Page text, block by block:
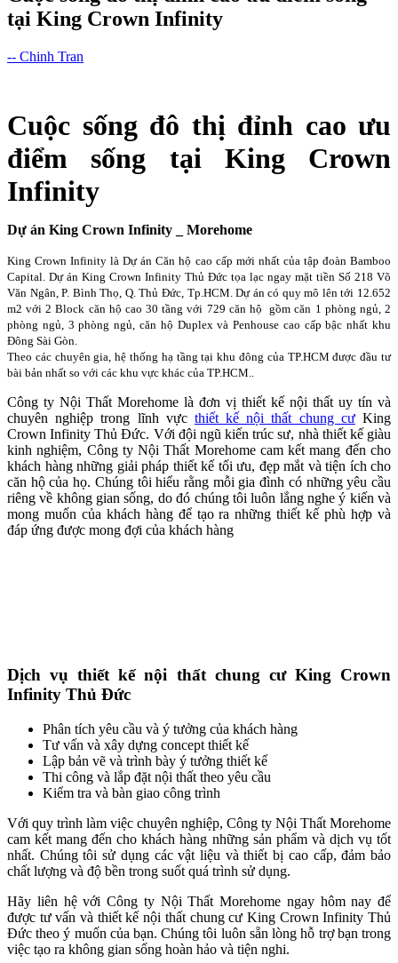
tại King Crown Infinity
-- Chinh Tran
Cuộc sống đô thị đỉnh cao ưu
điểm sống tại King Crown
Infinity
Dự án King Crown Infinity _ Morehome
King Crown Infinity là Dự án Căn hộ cao cấp mới nhất của tập đoàn Bamboo
Capital. Dự án King Crown Infinity Thủ Đức tọa lạc ngay mặt tiền Số 218 Võ
Văn Ngân, P. Bình Thọ, Q. Thủ Đức, Tp.HCM. Dự án có quy mô lên tới 12.652
m2 với 2 Block căn hộ cao 30 tầng với 729 căn hộ gồm căn 1 phòng ngủ, 2
phòng ngủ, 3 phòng ngủ, căn hộ Duplex và Penhouse cao cấp bậc nhất khu
Đông Sài Gòn.
Theo các chuyên gia, hệ thống hạ tầng tại khu đông của TP.HCM được đầu tư
bài bản nhất so với các khu vực khác của TP.HCM.
Công ty Nội Thất Morehome là đơn vị thiết kế nội thất uy tín và
chuyên nghiệp trong lĩnh vực thiết kế nội thất chung cưKing
Crown Infinity Thủ Đức. Với đội ngũ kiến trúc sư, nhà thiết kế giàu
kinh nghiệm, Công ty Nội Thất Morehome cam kết mang đến cho
khách hàng những giải pháp thiết kế tối ưu, đẹp mắt và tiện ích cho
căn hộ của họ. Chúng tôi hiểu rằng mỗi gia đình có những yêu cầu
riêng về không gian sống, do đó chúng tôi luôn lắng nghe ý kiến ​​và
mong muốn của khách hàng để tạo ra những thiết kế phù hợp và
đáp ứng được mong đợi của khách hàng
Dịch vụ thiết kế nội thất chung cư King Crown
Infinity Thủ Đức
Phân tích yêu cầu và ý tưởng của khách hàng
Tư vấn và xây dựng concept thiết kế
Lập bản vẽ và trình bày ý tưởng thiết kế
Thi công và lắp đặt nội thất theo yêu cầu
Kiểm tra và bàn giao công trình
Với quy trình làm việc chuyên nghiệp, Công ty Nội Thất Morehome
cam kết mang đến cho khách hàng những sản phẩm và dịch vụ tốt
nhất. Chúng tôi sử dụng các vật liệu và thiết bị cao cấp, đảm bảo
chất lượng và độ bền trong suốt quá trình sử dụng.
Hãy liên hệ với Công ty Nội Thất Morehome ngay hôm nay để
được tư vấn và thiết kế nội thất chung cư King Crown Infinity Thủ
Đức theo ý muốn của bạn. Chúng tôi luôn sẵn lòng hỗ trợ bạn trong
việc tạo ra không gian sống hoàn hảo và tiện nghi.